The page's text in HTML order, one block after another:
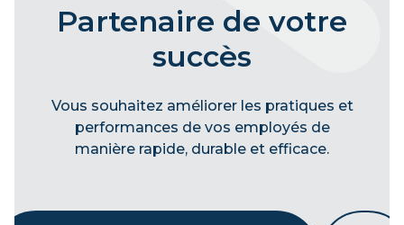
Partenaire de votre
succès
Vous souhaitez améliorer les pratiques et
performances de vos employés de
manière rapide, durable et efficace.